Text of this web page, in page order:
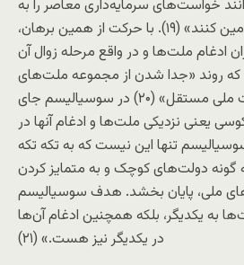
خواست‌های سرمايه‌داری معاصر را به
بهترين وجه تأمين کنند» (۱۹). با حرکت از همين برهان،
ادغام ملت‌ها و در واقع مرحله زوال آن
که روند «جدا شدن از مجموعه ملت‌های
غيرخودی و تشکيل دولت ملی مستقل» (۲۰) در سوسياليسم جای
يعنی نزديکی ملت‌ها و ادغام آنها در
تنها اين نيست که به تکه تکه
دولت‌های کوچک و به متمايز کردن
ملی، پايان بخشد. هدف سوسياليسم
به يکديگر، بلکه همچنين ادغام آن‌ها
در يکديگر نيز هست.» (۲۱)